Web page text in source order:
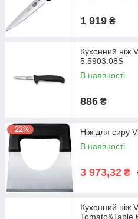
1 919 ₴
Кухонний ніж
5.5903.08S
В наявності
886 ₴
–22%
Ніж для сиру
В наявності
3 973,32 ₴
Кухонний ніж
Tomato&Table